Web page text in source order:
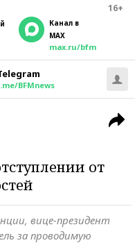
16+
Канал в
MAX
max.ru/bfm
BFMnews
от
вице-президент
за проводимую